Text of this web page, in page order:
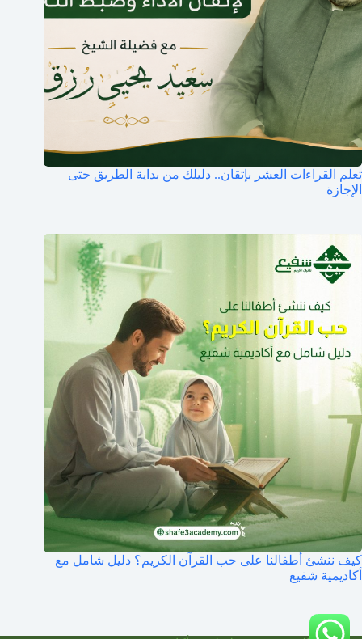
تعلم القراءات العشر بإتقان.. دليلك من بداية الطريق حتى
الإجازة
كيف ننشئ أطفالنا على حب القرآن الكريم؟ دليل شامل مع
أكاديمية شفيع